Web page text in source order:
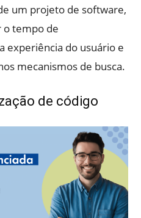
um projeto de software,
o tempo de
experiência do usuário e
mecanismos de busca.
de código